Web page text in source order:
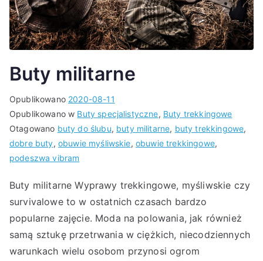
Buty militarne
Opublikowano 2020-08-11
Opublikowano w Buty specjalistyczne, Buty trekkingowe
Otagowano buty do ślubu, buty militarne, buty trekkingowe,
dobre buty, obuwie myśliwskie, obuwie trekkingowe,
podeszwa vibram
Buty militarne Wyprawy trekkingowe, myśliwskie czy
survivalowe to w ostatnich czasach bardzo
popularne zajęcie. Moda na polowania, jak również
samą sztukę przetrwania w ciężkich, niecodziennych
warunkach wielu osobom przynosi ogrom